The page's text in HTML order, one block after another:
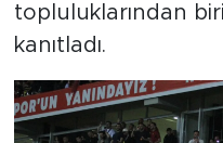
topluluklarından
kanıtladı.